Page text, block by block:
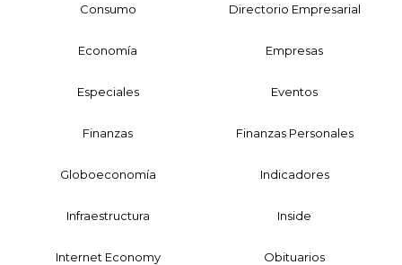
Consumo Directorio Empresarial
Economía Empresas
Especiales Eventos
Finanzas Finanzas Personales
Globoeconomía Indicadores
Infraestructura Inside
Internet Economy Obituarios